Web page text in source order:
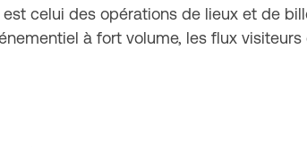
est celui des opérations de lieux et de
à fort volume, les flux